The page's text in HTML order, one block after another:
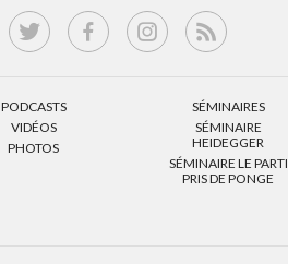
PODCASTS
VIDÉOS
PHOTOS
SÉMINAIRES
SÉMINAIRE
HEIDEGGER
SÉMINAIRE LE PARTI
PRIS DE PONGE